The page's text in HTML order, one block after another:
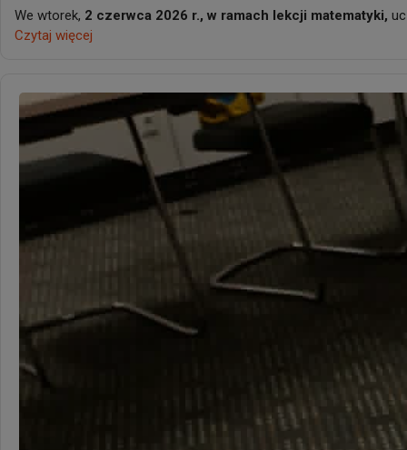
We wtorek, 2 czerwca 2026 r., w ramach lekcji matematyki,
Czytaj więcej